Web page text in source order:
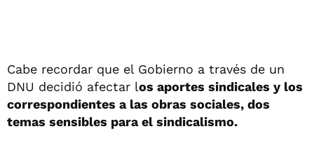
Cabe recordar que el Gobierno a través de un
DNU decidió afectar los aportes sindicales y los
correspondientes a las obras sociales, dos
temas sensibles para el sindicalismo.